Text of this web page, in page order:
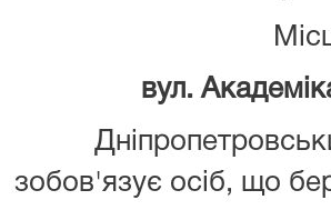
вул.
зобов'язує осіб, що